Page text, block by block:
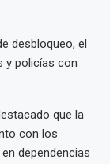
desbloqueo, el
y policías con
que la
con los
dependencias